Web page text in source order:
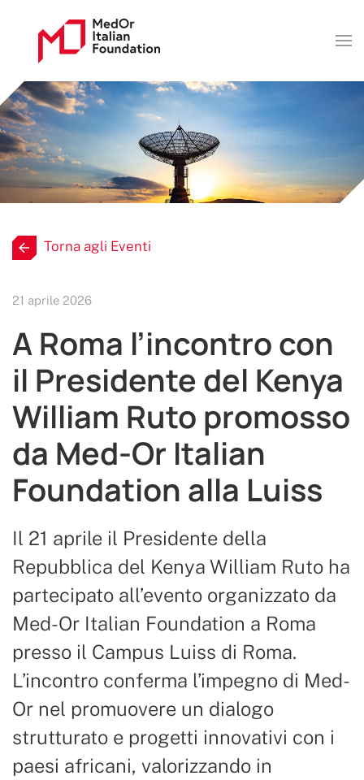
Torna agli Eventi
21 aprile 2026
A Roma l’incontro con
il Presidente del Kenya
William Ruto promosso
da Med-Or Italian
Foundation alla Luiss
Il 21 aprile il Presidente della
Repubblica del Kenya William Ruto ha
partecipato all’evento organizzato da
Med-Or Italian Foundation a Roma
presso il Campus Luiss di Roma.
L’incontro conferma l’impegno di Med-
Or nel promuovere un dialogo
strutturato e progetti innovativi con i
paesi africani, valorizzando in